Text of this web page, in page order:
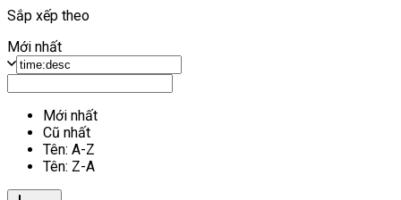
Sắp xếp theo
Mới nhất
Mới nhất
Cũ nhất
Tên: A-Z
Tên: Z-A